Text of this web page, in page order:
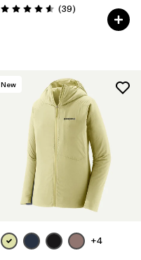
Valoración: 4.6 / 5
(39Comentarios
)
New
+4